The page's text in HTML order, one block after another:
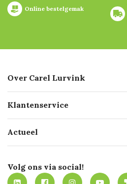
Online bestelgemak
Over Carel Lurvink
Geschiedenis
Missie
Werken bij Carel Lurvink
MVO
Klantenservice
Bezorgen
Mijn Carel Lurvink
Mijn Carel Lurvink instructievideo's
Actueel
Innovation LAB
Tevreden klanten
Volg ons via social!